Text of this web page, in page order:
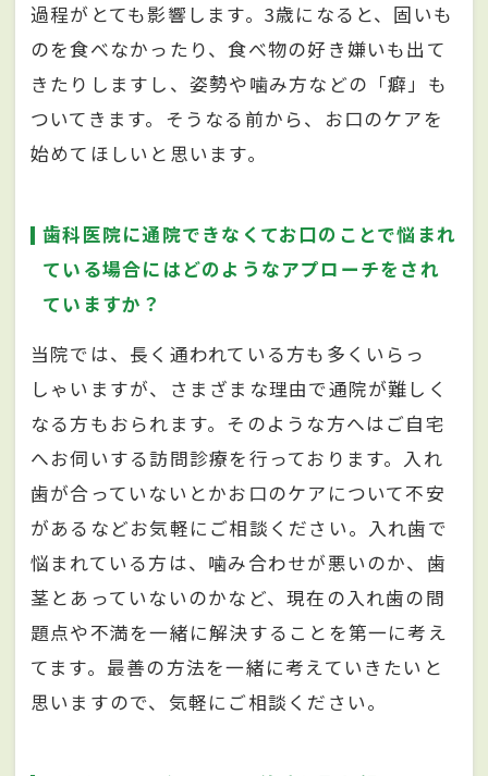
過程がとても影響します。3歳になると、固いも
のを食べなかったり、食べ物の好き嫌いも出て
きたりしますし、姿勢や噛み方などの「癖」も
ついてきます。そうなる前から、お口のケアを
始めてほしいと思います。
歯科医院に通院できなくてお口のことで悩まれ
ている場合にはどのようなアプローチをされ
ていますか？
当院では、長く通われている方も多くいらっ
しゃいますが、さまざまな理由で通院が難しく
なる方もおられます。そのような方へはご自宅
へお伺いする訪問診療を行っております。入れ
歯が合っていないとかお口のケアについて不安
があるなどお気軽にご相談ください。入れ歯で
悩まれている方は、噛み合わせが悪いのか、歯
茎とあっていないのかなど、現在の入れ歯の問
題点や不満を一緒に解決することを第一に考え
てます。最善の方法を一緒に考えていきたいと
思いますので、気軽にご相談ください。